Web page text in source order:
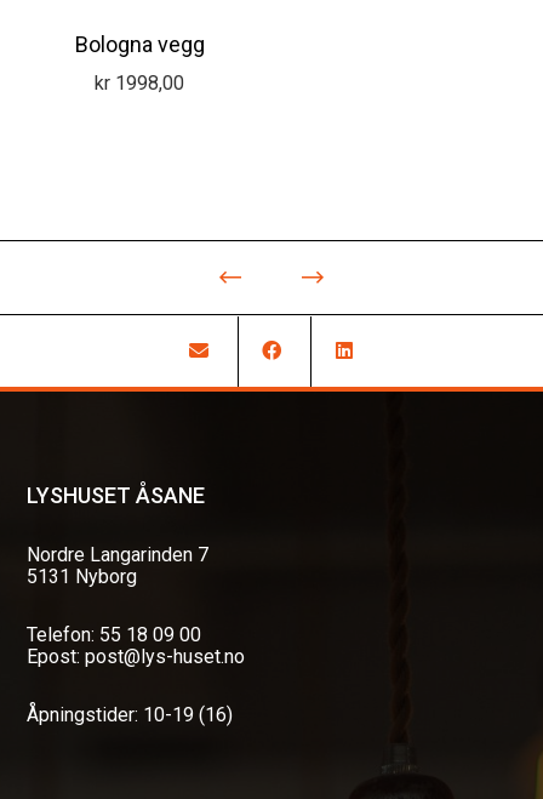
Bologna vegg
kr 1998,00
LYSHUSET ÅSANE
Nordre Langarinden 7
5131 Nyborg
Telefon: 55 18 09 00
Epost: post@lys-huset.no
Åpningstider: 10-19 (16)